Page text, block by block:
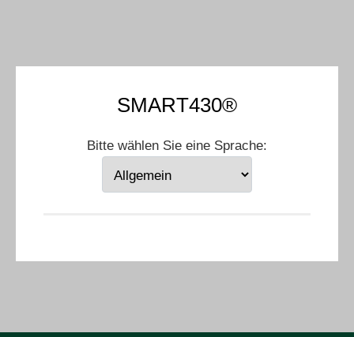
SMART430®
Bitte wählen Sie eine Sprache: